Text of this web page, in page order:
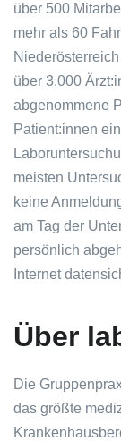
über 500
mehr als 60
über 3.000
abgenommene
Patient:innen
meisten
keine
am Tag der
persönlich
Internet
Über
Die
das größte